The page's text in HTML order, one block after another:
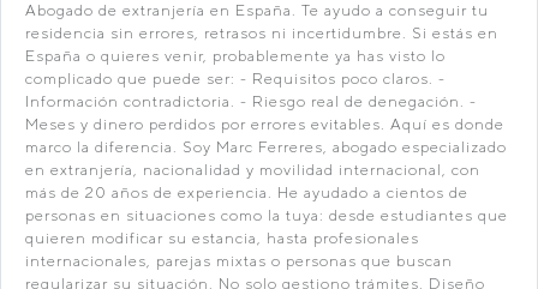
Abogado de extranjería en España. Te ayudo a conseguir tu
residencia sin errores, retrasos ni incertidumbre. Si estás en
España o quieres venir, probablemente ya has visto lo
complicado que puede ser: - Requisitos poco claros. -
Información contradictoria. - Riesgo real de denegación. -
Meses y dinero perdidos por errores evitables. Aquí es donde
marco la diferencia. Soy Marc Ferreres, abogado especializado
en extranjería, nacionalidad y movilidad internacional, con
más de 20 años de experiencia. He ayudado a cientos de
personas en situaciones como la tuya: desde estudiantes que
quieren modificar su estancia, hasta profesionales
internacionales, parejas mixtas o personas que buscan
regularizar su situación. No solo gestiono trámites. Diseño